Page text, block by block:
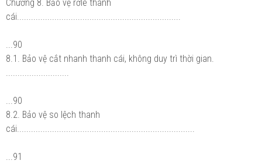
Chương 8. Bảo vệ rơle thanh
cái......................................................................
...90
8.1. Bảo vệ cắt nhanh thanh cái, không duy trì thời gian.
...90
8.2. Bảo vệ so lệch thanh
cái............................................................................
...91